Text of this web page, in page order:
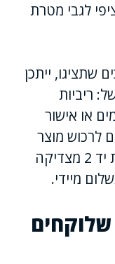
לגבי מטרת
שתציגו, ייתכן
ריביות
או אישור
לרכוש מוצר
חדש מהיבואן – גם רכישת קלנועית יד 2 מצדיקה
מיידי.